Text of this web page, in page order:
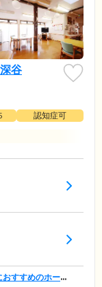
谷
認知症可
すすめのホーム